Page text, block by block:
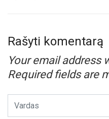
Rašyti komentarą
Your email address
Required fields are